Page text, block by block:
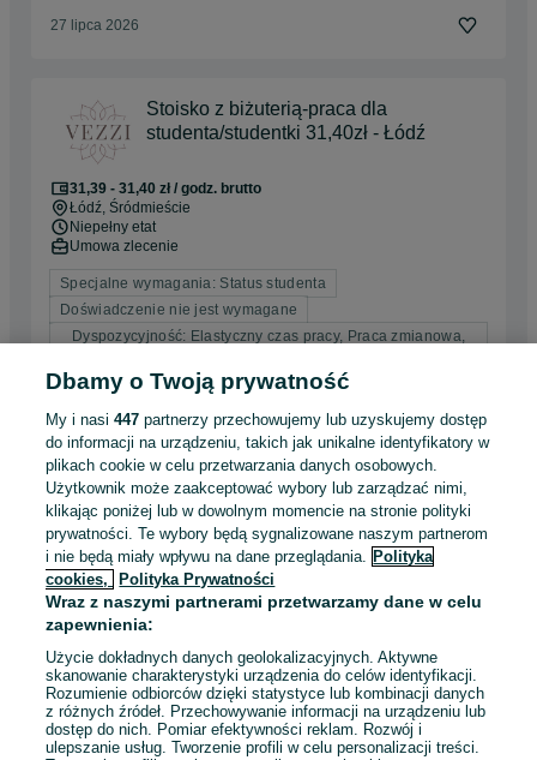
27 lipca 2026
Stoisko z biżuterią-praca dla
studenta/studentki 31,40zł - Łódź
31,39 - 31,40 zł / godz. brutto
Łódź, Śródmieście
Niepełny etat
Umowa zlecenie
Specjalne wymagania: Status studenta
Doświadczenie nie jest wymagane
Dyspozycyjność: Elastyczny czas pracy, Praca zmianowa,
Stylistkę paznokci zatrudnię,bardzo dobre warunki
od zaraz
6 000 - 8 000 zł / mies. brutto
Łódź, Polesie
Współpraca B2B
Inny, Umowa zlecenie
Dyspozycyjność: Elastyczny czas pracy, Praca zmianowa,
Praca w weekendy
Miejsce pracy: W siedzibie firmy
Dbamy o Twoją prywatność
My i nasi447 partnerzy przechowujemy lub uzyskujemy dostęp
do informacji na urządzeniu, takich jak unikalne identyfikatory w
plikach cookie w celu przetwarzania danych osobowych.
Użytkownik może zaakceptować wybory lub zarządzać nimi,
klikając poniżej lub w dowolnym momencie na stronie polityki
prywatności. Te wybory będą sygnalizowane naszym partnerom
i nie będą miały wpływu na dane przeglądania. Polityka
cookies,
Polityka Prywatności
Wraz z naszymi partnerami przetwarzamy dane w celu
zapewnienia:
Użycie dokładnych danych geolokalizacyjnych. Aktywne
skanowanie charakterystyki urządzenia do celów identyfikacji.
Rozumienie odbiorców dzięki statystyce lub kombinacji danych
z różnych źródeł. Przechowywanie informacji na urządzeniu lub
dostęp do nich. Pomiar efektywności reklam. Rozwój i
ulepszanie usług. Tworzenie profili w celu personalizacji treści.